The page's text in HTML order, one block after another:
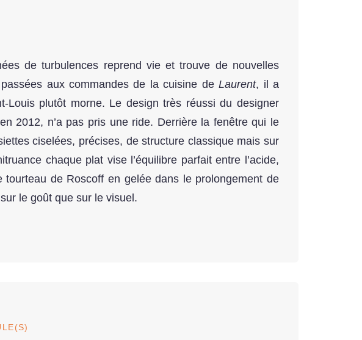
de turbulences reprend vie et trouve de nouvelles
aux commandes de la cuisine deLaurent, il a
Louis plutôt morne. Le design très réussi du designer
2012, n’a pas pris une ride. Derrière la fenêtre qui le
ciselées, précises, de structure classique mais sur
chaque plat vise l’équilibre parfait entre l’acide,
tourteau de Roscoff en gelée dans le prolongement de
le goût que sur le visuel.